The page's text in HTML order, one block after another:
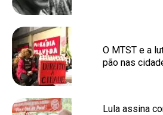
O MTST e a
pão nas
Lula assina